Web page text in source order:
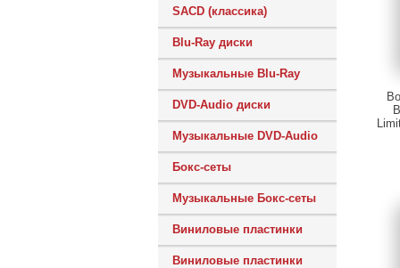
SACD (классика)
Blu-Ray диски
Музыкальные Blu-Ray
DVD-Audio диски
Музыкальные DVD-Audio
Бокс-сеты
Музыкальные Бокс-сеты
Виниловые пластинки
Виниловые пластинки